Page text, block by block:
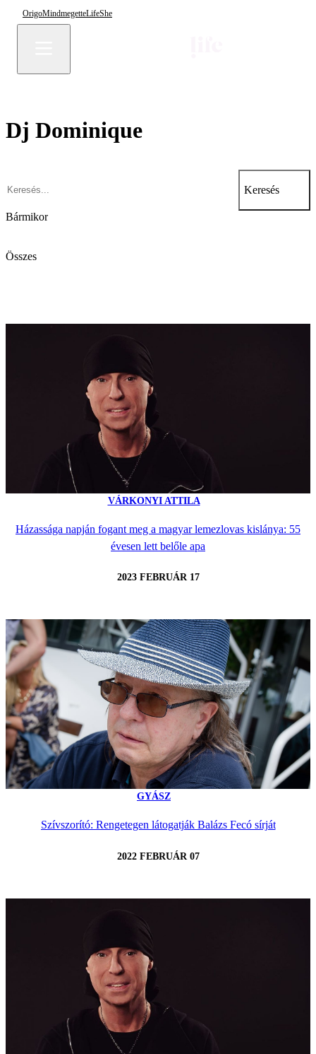
OrigoMindmegetteLifeShe
Dj Dominique
Keresés
Bármikor
Összes
VÁRKONYI ATTILA
Házassága napján fogant meg a magyar lemezlovas kislánya: 55
évesen lett belőle apa
2023 FEBRUÁR 17
GYÁSZ
Szívszorító: Rengetegen látogatják Balázs Fecó sírját
2022 FEBRUÁR 07